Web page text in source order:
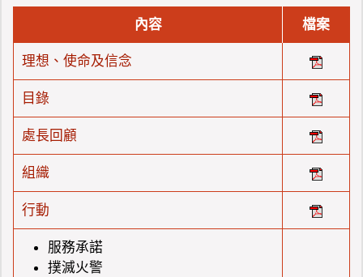
內容 檔案
理想、使命及信念
目錄
處長回顧
組織
行動
服務承諾
撲滅火警